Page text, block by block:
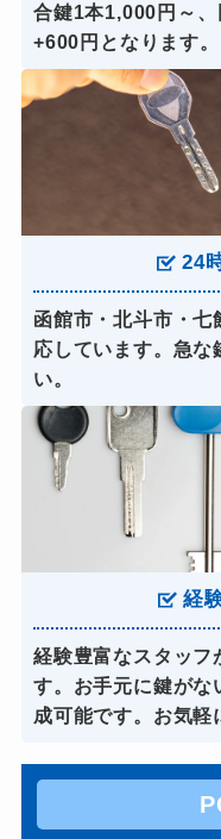
合鍵1本1,000円～
+600円となります。
24
函館市・北斗市・七
応しています。急な
い。
経
経験豊富なスタッフ
す。お手元に鍵がな
成可能です。お気軽